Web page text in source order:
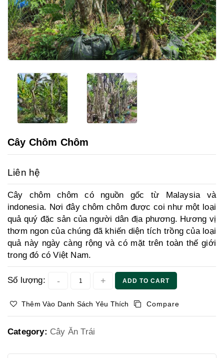
Cây Chôm Chôm
Liên hệ
Cây chôm chôm có nguồn gốc từ Malaysia và
indonesia. Nơi đây chôm chôm được coi như một loại
quả quý đặc sản của người dân địa phương. Hương vị
thơm ngon của chúng đã khiến diện tích trồng của loại
quả này ngày càng rộng và có mặt trên toàn thế giới
trong đó có Việt Nam.
Số lượng: ADD TO CART
Thêm Vào Danh Sách Yêu Thích Compare
Category: Cây Ăn Trái